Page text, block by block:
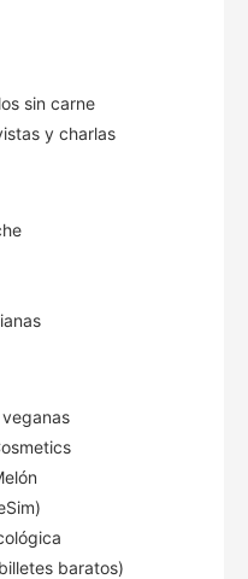
sin carne
y charlas
baratos)